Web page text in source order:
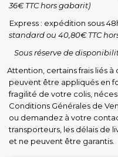
36€ TTC hors gabarit)
Express : expédition sous
standard ou 40,80€ TTC
réserve de
certains frais liés à
peuvent être appliqués en
fragilité de votre colis,
Conditions Générales de
ou demandez à votre
transporteurs, les délais de
et ne peuvent être garantis.